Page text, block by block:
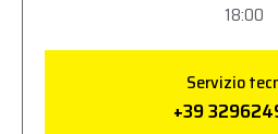
18:00
Servizio
+39